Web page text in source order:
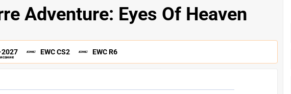
Adventure: Eyes Of Heaven
EWC CS2 EWC R6